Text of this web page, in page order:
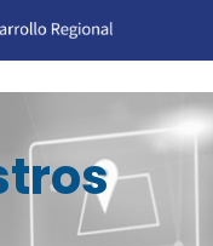
Soluciones
Contacto